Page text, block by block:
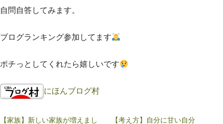
自問自答してみます。
ブログランキング参加してます
ポチっとしてくれたら嬉しいです
にほんブログ村
【家族】新しい家族が増えまし
【考え方】自分に甘い自分